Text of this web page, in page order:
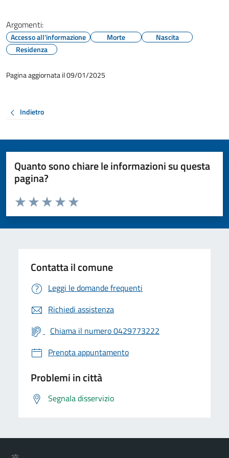
Argomenti:
Accesso all'informazione Morte
Nascita
Residenza
Pagina aggiornata il 09/01/2025
Indietro
Quanto sono chiare le informazioni su questa
pagina?
Valuta da 1 a 5 stelle la pagina
Valuta 5 stelle su 5
Valuta 4 stelle su 5
Valuta 3 stelle su 5
Valuta 2 stelle su 5
Valuta 1 stelle su 5
Contatta il comune
Leggi le domande frequenti
Richiedi assistenza
Chiama il numero 0429773222
Prenota appuntamento
Problemi in città
Segnala disservizio